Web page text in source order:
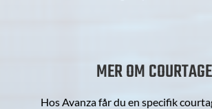
MER OM COURTAGE
Hos Avanza får du en specifik